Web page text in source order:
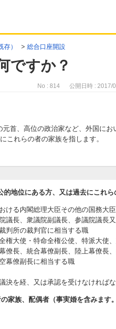
） > 総合口座開設
ですか？
No : 814 公開日時 : 2017/
元首、高位の政治家など、外国に
これらの者の家族を指します。
地位にある方、又は過去にこれら
ける内閣総理大臣その他の国務大
議長、衆議院副議長、参議院議長
判所の裁判官に相当する職
権大使・特命全権公使、特派大使
僚長、統合幕僚副長、陸上幕僚長
幕僚副長に相当する職
決を経、又は承認を受けなければ
家族、配偶者（事実婚を含みます